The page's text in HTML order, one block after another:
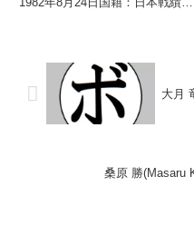
○4RKO 山下 健...
大月
桑原 勝(Masaru